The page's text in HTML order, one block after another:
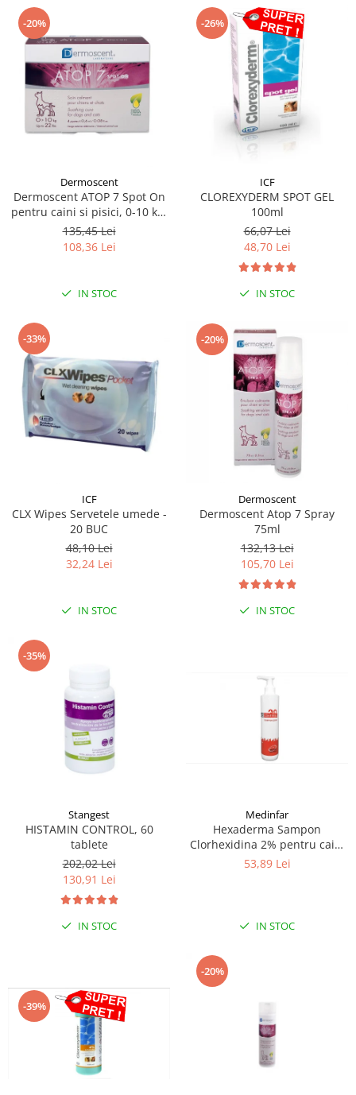
-20%
Dermoscent
Dermoscent ATOP 7 Spot On
pentru caini si pisici, 0-10 kg,
4 pipete
135,45 Lei
108,36 Lei
IN STOC
-26%
ICF
CLOREXYDERM SPOT GEL
100ml
66,07 Lei
48,70 Lei
IN STOC
-33%
ICF
CLX Wipes Servetele umede -
20 BUC
48,10 Lei
32,24 Lei
IN STOC
-20%
Dermoscent
Dermoscent Atop 7 Spray
75ml
132,13 Lei
105,70 Lei
IN STOC
-35%
Stangest
HISTAMIN CONTROL, 60
tablete
202,02 Lei
130,91 Lei
IN STOC
Medinfar
Hexaderma Sampon
Clorhexidina 2% pentru caini
si pisici, 200 ml
53,89 Lei
IN STOC
-39%
-20%